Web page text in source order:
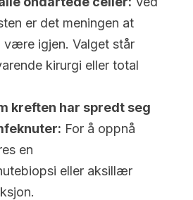
er det meningen at
være igjen. Valget står
kirurgi eller total
kreften har spredt seg
For å oppnå
en
eller aksillær